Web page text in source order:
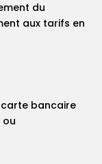
du
aux tarifs en
carte bancaire